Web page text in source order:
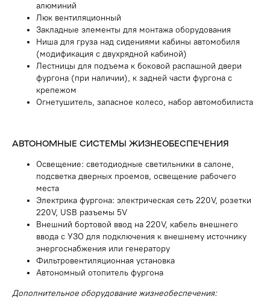
алюминий
Люк вентиляционный
Закладные элементы для монтажа оборудования
Ниша для груза над сидениями кабины автомобиля
(модификация с двухрядной кабиной)
Лестницы для подъема к боковой распашной двери
фургона (при наличии), к задней части фургона с
крепежом
Огнетушитель, запасное колесо, набор автомобилиста
АВТОНОМНЫЕ СИСТЕМЫ ЖИЗНЕОБЕСПЕЧЕНИЯ
Освещение: светодиодные светильники в салоне,
подсветка дверных проемов, освещение рабочего
места
Электрика фургона: электрическая сеть 220V, розетки
220V, USB разъемы 5V
Внешний бортовой ввод на 220V, кабель внешнего
ввода с УЗО для подключения к внешнему источнику
энергоснабжения или генератору
Фильтровентиляционная установка
Автономный отопитель фургона
Дополнительное оборудование жизнеобеспечения: